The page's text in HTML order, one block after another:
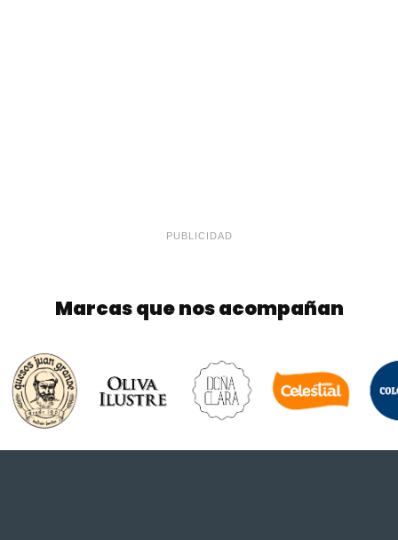
PUBLICIDAD
Marcas que nos acompañan